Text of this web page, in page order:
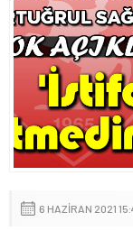
6 HAZIRAN 2021